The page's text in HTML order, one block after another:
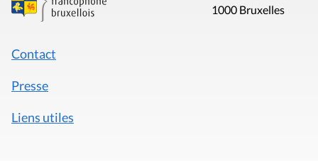
1000 Bruxelles
Contact
Presse
Liens utiles